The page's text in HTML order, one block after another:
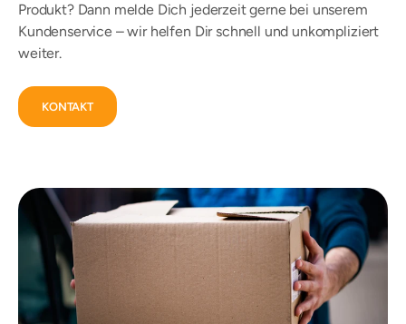
Produkt? Dann melde Dich jederzeit gerne bei unserem
Kundenservice – wir helfen Dir schnell und unkompliziert
weiter.
KONTAKT